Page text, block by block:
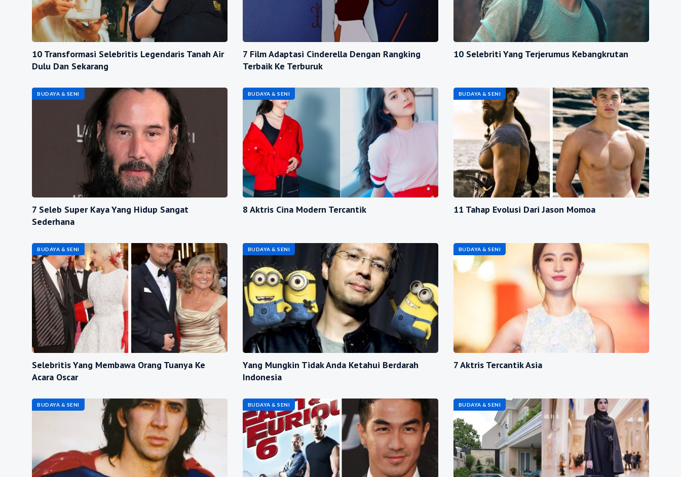
10 Transformasi Selebritis Legendaris Tanah Air
Dulu Dan Sekarang
7 Film Adaptasi Cinderella Dengan Rangking
Terbaik Ke Terburuk
10 Selebriti Yang Terjerumus Kebangkrutan
BUDAYA & SENI
7 Seleb Super Kaya Yang Hidup Sangat
Sederhana
BUDAYA & SENI
8 Aktris Cina Modern Tercantik
BUDAYA & SENI
11 Tahap Evolusi Dari Jason Momoa
BUDAYA & SENI
Selebritis Yang Membawa Orang Tuanya Ke
Acara Oscar
BUDAYA & SENI
Yang Mungkin Tidak Anda Ketahui Berdarah
Indonesia
BUDAYA & SENI
7 Aktris Tercantik Asia
BUDAYA & SENI BUDAYA & SENI BUDAYA & SENI